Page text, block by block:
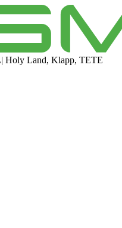
Holy Land, Klapp, TETE